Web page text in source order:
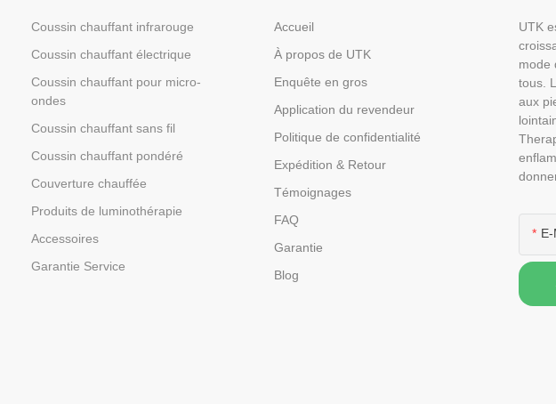
Coussin chauffant infrarouge
Coussin chauffant électrique
Coussin chauffant pour micro-
ondes
Coussin chauffant sans fil
Coussin chauffant pondéré
Couverture chauffée
Produits de luminothérapie
Accessoires
Garantie Service
Accueil
À propos de UTK
Enquête en gros
Application du revendeur
Politique de confidentialité
Expédition & Retour
Témoignages
FAQ
Garantie
Blog
UTK
mode
tous.
aux